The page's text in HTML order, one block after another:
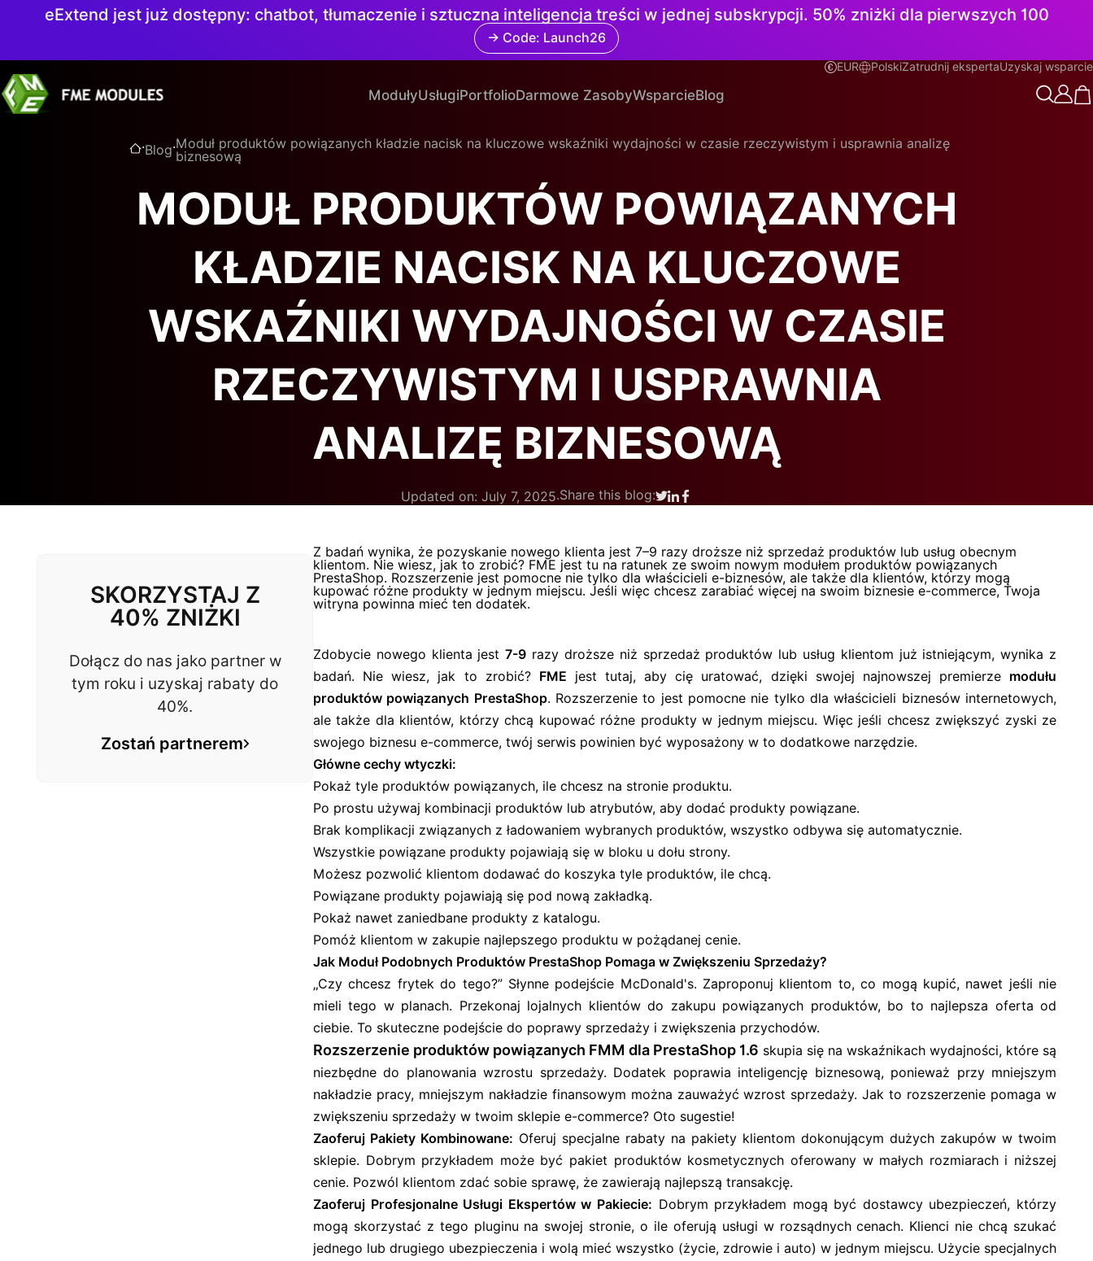
eExtend jest już dostępny: chatbot, tłumaczenie i sztuczna inteligencja treści w jednej subskrypcji. 50% zniżki dla pierwszych 100
→ Code: Launch26
EUR Polski
Polski Zatrudnij ekspertaUzyskaj wsparcie
ModułyUsługiPortfolioDarmowe ZasobyWsparcieBlog
.Blog.Moduł produktów powiązanych kładzie nacisk na kluczowe wskaźniki wydajności w czasie rzeczywistym i usprawnia analizę
biznesową
MODUŁ PRODUKTÓW POWIĄZANYCH
KŁADZIE NACISK NA KLUCZOWE
WSKAŹNIKI WYDAJNOŚCI W CZASIE
RZECZYWISTYM I USPRAWNIA
ANALIZĘ BIZNESOWĄ
Updated on: July 7, 2025.Share this blog:
SKORZYSTAJ Z
40% ZNIŻKI
Dołącz do nas jako partner w
tym roku i uzyskaj rabaty do
40%.
Zostań partnerem
Z badań wynika, że ​​pozyskanie nowego klienta jest 7–9 razy droższe niż sprzedaż produktów lub usług obecnym
klientom. Nie wiesz, jak to zrobić? FME jest tu na ratunek ze swoim nowym modułem produktów powiązanych
PrestaShop. Rozszerzenie jest pomocne nie tylko dla właścicieli e-biznesów, ale także dla klientów, którzy mogą
kupować różne produkty w jednym miejscu. Jeśli więc chcesz zarabiać więcej na swoim biznesie e-commerce, Twoja
witryna powinna mieć ten dodatek.
Zdobycie nowego klienta jest7-9 razy droższe niż sprzedaż produktów lub usług klientom już istniejącym, wynika z
badań. Nie wiesz, jak to zrobić? FME jest tutaj, aby cię uratować, dzięki swojej najnowszej premierze modułu
produktów powiązanych PrestaShop. Rozszerzenie to jest pomocne nie tylko dla właścicieli biznesów internetowych,
ale także dla klientów, którzy chcą kupować różne produkty w jednym miejscu. Więc jeśli chcesz zwiększyć zyski ze
swojego biznesu e-commerce, twój serwis powinien być wyposażony w to dodatkowe narzędzie.
Główne cechy wtyczki:
Pokaż tyle produktów powiązanych, ile chcesz na stronie produktu.
Po prostu używaj kombinacji produktów lub atrybutów, aby dodać produkty powiązane.
Brak komplikacji związanych z ładowaniem wybranych produktów, wszystko odbywa się automatycznie.
Wszystkie powiązane produkty pojawiają się w bloku u dołu strony.
Możesz pozwolić klientom dodawać do koszyka tyle produktów, ile chcą.
Powiązane produkty pojawiają się pod nową zakładką.
Pokaż nawet zaniedbane produkty z katalogu.
Pomóż klientom w zakupie najlepszego produktu w pożądanej cenie.
Jak Moduł Podobnych Produktów PrestaShop Pomaga w Zwiększeniu Sprzedaży?
„Czy chcesz frytek do tego?” Słynne podejście McDonald's. Zaproponuj klientom to, co mogą kupić, nawet jeśli nie
mieli tego w planach. Przekonaj lojalnych klientów do zakupu powiązanych produktów, bo to najlepsza oferta od
ciebie. To skuteczne podejście do poprawy sprzedaży i zwiększenia przychodów.
Rozszerzenie produktów powiązanych FMM dla PrestaShop 1.6 skupia się na wskaźnikach wydajności, które są
niezbędne do planowania wzrostu sprzedaży. Dodatek poprawia inteligencję biznesową, ponieważ przy mniejszym
nakładzie pracy, mniejszym nakładzie finansowym można zauważyć wzrost sprzedaży. Jak to rozszerzenie pomaga w
zwiększeniu sprzedaży w twoim sklepie e-commerce? Oto sugestie!
Zaoferuj Pakiety Kombinowane: Oferuj specjalne rabaty na pakiety klientom dokonującym dużych zakupów w twoim
sklepie. Dobrym przykładem może być pakiet produktów kosmetycznych oferowany w małych rozmiarach i niższej
cenie. Pozwól klientom zdać sobie sprawę, że zawierają najlepszą transakcję.
Zaoferuj Profesjonalne Usługi Ekspertów w Pakiecie: Dobrym przykładem mogą być dostawcy ubezpieczeń, którzy
mogą skorzystać z tego pluginu na swojej stronie, o ile oferują usługi w rozsądnych cenach. Klienci nie chcą szukać
jednego lub drugiego ubezpieczenia i wolą mieć wszystko (życie, zdrowie i auto) w jednym miejscu. Użycie specjalnych